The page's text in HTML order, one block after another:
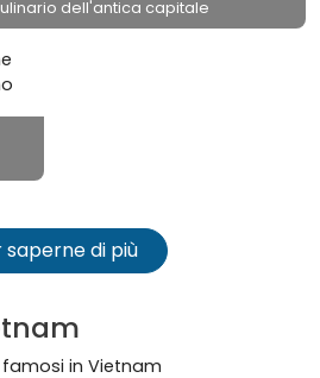
dell'antica capitale
saperne di più